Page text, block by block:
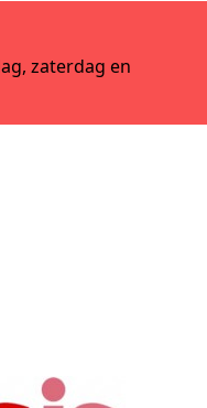
zaterdag en